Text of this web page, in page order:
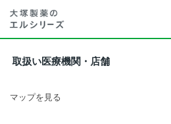
取扱い医療機関・店舗
マップを見る